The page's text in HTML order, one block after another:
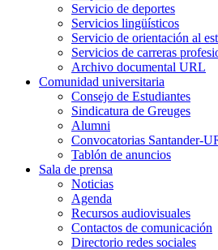
Servicio de deportes
Servicios lingüísticos
Servicio de orientación al
Servicios de carreras
Archivo documental URL
Comunidad universitaria
Consejo de Estudiantes
Sindicatura de Greuges
Alumni
Convocatorias Santander-
Tablón de anuncios
Sala de prensa
Noticias
Agenda
Recursos audiovisuales
Contactos de comunicación
Directorio redes sociales